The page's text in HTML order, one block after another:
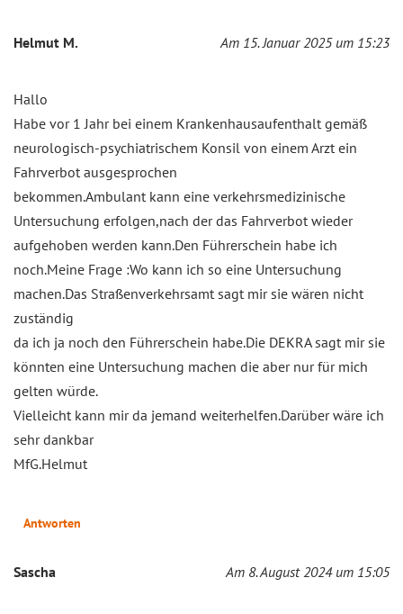
Helmut M. Am 15. Januar 2025 um 15:23
Hallo
Habe vor 1 Jahr bei einem Krankenhausaufenthalt gemäß
neurologisch-psychiatrischem Konsil von einem Arzt ein
Fahrverbot ausgesprochen
bekommen.Ambulant kann eine verkehrsmedizinische
Untersuchung erfolgen,nach der das Fahrverbot wieder
aufgehoben werden kann.Den Führerschein habe ich
noch.Meine Frage :Wo kann ich so eine Untersuchung
machen.Das Straßenverkehrsamt sagt mir sie wären nicht
zuständig
da ich ja noch den Führerschein habe.Die DEKRA sagt mir sie
könnten eine Untersuchung machen die aber nur für mich
gelten würde.
Vielleicht kann mir da jemand weiterhelfen.Darüber wäre ich
sehr dankbar
MfG.Helmut
Antworten
Sascha Am 8. August 2024 um 15:05